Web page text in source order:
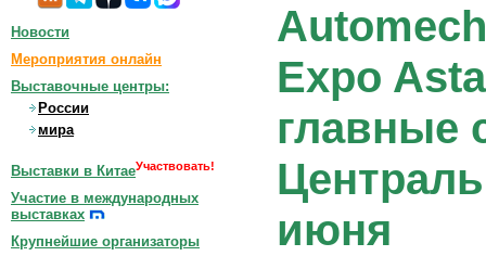
Expo
главные
июня
Новости
Мероприятия онлайн
Выставочные центры:
России
мира
Выставки в КитаеУчаствовать!
Участие в международных
выставках
Крупнейшие организаторы